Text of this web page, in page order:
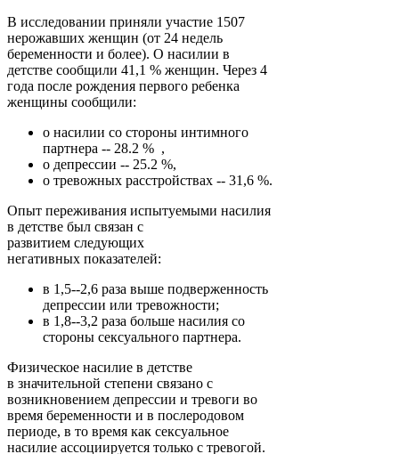
В исследовании приняли участие 1507
нерожавших женщин (от 24 недель
беременности и более). О насилии в
детстве сообщили 41,1 % женщин. Через 4
года после рождения первого ребенка
женщины сообщили:
о насилии со стороны интимного
партнера -- 28.2 % ,
о депрессии -- 25.2 %,
о тревожных расстройствах -- 31,6 %.
Опыт переживания испытуемыми насилия
в детстве был связан с
развитием следующих
негативных показателей:
в 1,5--2,6 раза выше подверженность
депрессии или тревожности;
в 1,8--3,2 раза больше насилия со
стороны сексуального партнера.
Физическое насилие в детстве
в значительной степени связано с
возникновением депрессии и тревоги во
время беременности и в послеродовом
периоде, в то время как сексуальное
насилие ассоциируется только с тревогой.